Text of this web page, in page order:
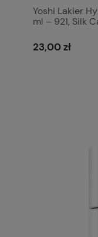
Yoshi Lakier
ml – 921, Silk
23,00 zł